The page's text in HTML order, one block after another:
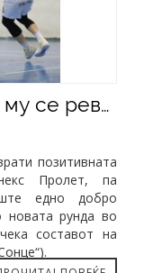
​Андоновски: Сакаме да му се реваншираме на Прилеп
позитивната
Пролет, па
едно добро
новата рунда во
составот на